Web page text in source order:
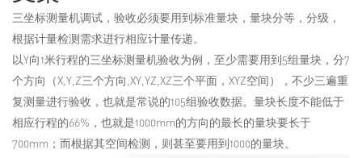
三坐标测量机调试，验收必须要用到标准量块，量块分等，分级，
根据计量检测需求进行相应计量传递。
以Y向1米行程的三坐标测量机验收为例，至少需要用到5组量块，分7
个方向（X,Y,Z三个方向,XY,YZ,XZ三个平面，XYZ空间），不少三遍重
复测量进行验收，也就是常说的105组验收数据。量块长度不能低于
相应行程的66%，也就是1000mm的方向的最长的量块要长于
700mm；而根据其空间检测，则甚至要用到1000的量块。